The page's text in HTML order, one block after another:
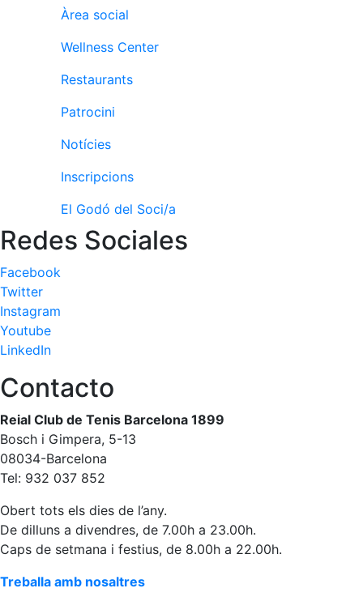
de Joc
Quadre
d'Honor
Històric
Campionat
Fotos
Normativa
Escola de
Pàdel
Social Pàdel
Quadre
d'Honor
Històric
del
Campionat
Social
Altres esports
Àrea social
Wellness Center
Restaurants
Patrocini
Notícies
Inscripcions
El Godó del Soci/a
Redes Sociales
Facebook
Twitter
Instagram
Youtube
LinkedIn
Contacto
Reial Club de Tenis Barcelona 1899
Bosch i Gimpera, 5-13
08034-Barcelona
Tel: 932 037 852
Obert tots els dies de l’any.
De dilluns a divendres, de 7.00h a 23.00h.
Caps de setmana i festius, de 8.00h a 22.00h.
Treballa amb nosaltres